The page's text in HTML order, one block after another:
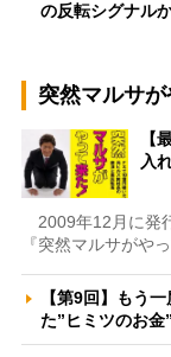
の反転シグナ
突然マルサが
【
入
2009年12月に発
『突然マルサがや
【第9回】もう
た”ヒミツのお